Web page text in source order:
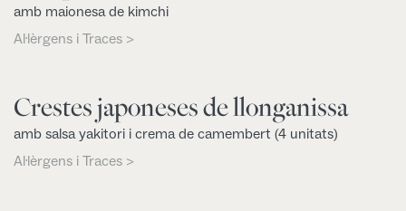
amb maionesa de kimchi
Al·lèrgens i Traces >
Crestes japoneses de llonganissa
amb salsa yakitori i crema de camembert (4 unitats)
Al·lèrgens i Traces >